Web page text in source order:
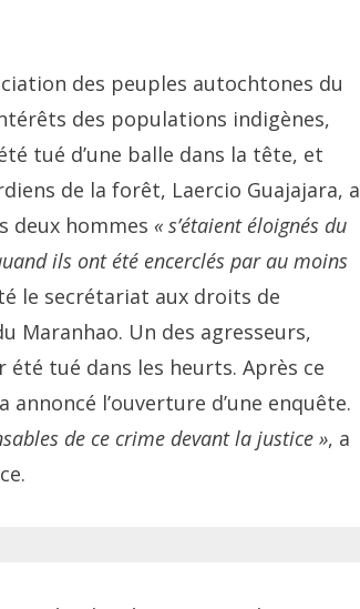
des peuples autochtones du
des populations indigènes,
tué d’une balle dans la tête, et
de la forêt, Laercio Guajajara, a
deux hommes « s’étaient éloignés du
ils ont été encerclés par au moins
le secrétariat aux droits de
Maranhao. Un des agresseurs,
tué dans les heurts. Après ce
l’ouverture d’une enquête.
de ce crime devant la justice », a